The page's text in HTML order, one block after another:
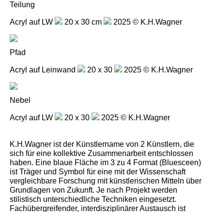
Teilung
Acryl auf LW 20 x 30 cm 2025 © K.H.Wagner
Pfad
Acryl auf Leinwand 20 x 30 2025 © K.H.Wagner
Nebel
Acryl auf LW 20 x 30 2025 © K.H.Wagner
K.H.Wagner ist der Künstlername von 2 Künstlern, die
sich für eine kollektive Zusammenarbeit entschlossen
haben. Eine blaue Fläche im 3 zu 4 Format (Bluesceen)
ist Träger und Symbol für eine mit der Wissenschaft
vergleichbare Forschung mit künstlerischen Mitteln über
Grundlagen von Zukunft. Je nach Projekt werden
stilistisch unterschiedliche Techniken eingesetzt.
Fachübergreifender, interdisziplinärer Austausch ist